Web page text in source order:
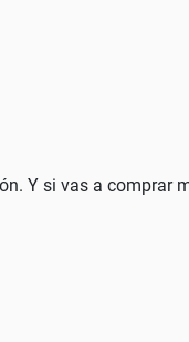
Y si vas a comprar